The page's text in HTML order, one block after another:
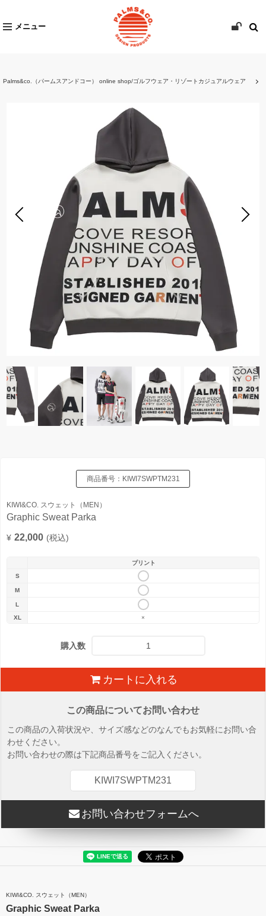
メニュー
Palms&co.（パームスアンドコー） online shop/ゴルフウェア・リゾートカジュアルウェア
商品番号： KIWI7SWPTM231
KIWI&CO. スウェット（MEN）
Graphic Sweat Parka
¥ 22,000 (税込)
プリント
S
M
L
XL
×
購入数
カートに入れる
この商品についてお問い合わせ
この商品の入荷状況や、サイズ感などのなんでもお気軽にお問い合
わせください。
お問い合わせの際は下記商品番号をご記入ください。
KIWI7SWPTM231
お問い合わせフォームへ
KIWI&CO. スウェット（MEN）
Graphic Sweat Parka